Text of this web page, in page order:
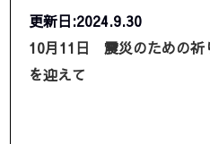
更新日:2024.9.30
10月11日 震災のための祈
を迎えて